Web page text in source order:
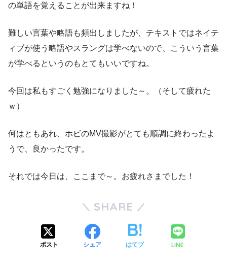
の単語を覚えることが出来ますね！
難しい言葉や略語も頻出しましたが、テキストではネイテ
ィブが使う略語やスラングは学べないので、こういう言葉
が学べるというのもとてもいいですね。
今回は私もすごく勉強になりました～。（そして疲れた
ｗ）
何はともあれ、ホビのMV撮影がとても順調に終わったよ
うで、良かったです。
それでは今日は、ここまで～。お疲れさまでした！
SHARE
ポスト シェア はてブ LINE